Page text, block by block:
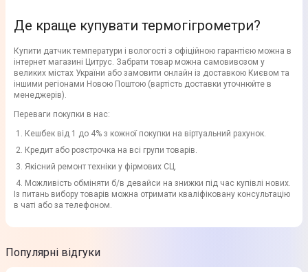
Де краще купувати термогігрометри?
Купити датчик температури і вологості з офіційною гарантією можна в
інтернет магазині Цитрус. Забрати товар можна самовивозом у
великих містах України або замовити онлайн із доставкою Києвом та
іншими регіонами Новою Поштою (вартість доставки уточнюйте в
менеджерів).
Переваги покупки в нас:
Кешбек від 1 до 4% з кожної покупки на віртуальний рахунок.
Кредит або розстрочка на всі групи товарів.
Якісний ремонт техніки у фірмових СЦ.
Можливість обміняти б/в девайси на знижки під час купівлі нових.
Із питань вибору товарів можна отримати кваліфіковану консультацію
в чаті або за телефоном.
Популярні відгуки